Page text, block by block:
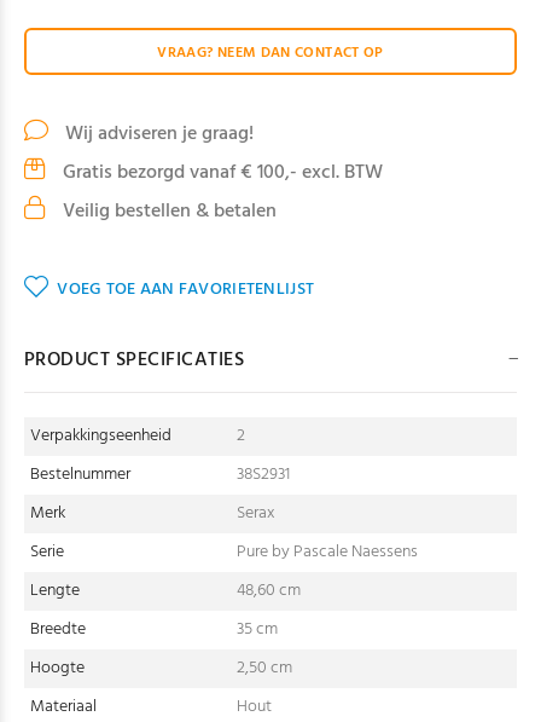
VRAAG? NEEM DAN CONTACT OP
Wij adviseren je graag!
Gratis bezorgd vanaf € 100,- excl. BTW
Veilig bestellen & betalen
VOEG TOE AAN FAVORIETENLIJST
PRODUCT SPECIFICATIES
Verpakkingseenheid
2
Bestelnummer
38S2931
Merk
Serax
Serie
Pure by Pascale Naessens
Lengte
48,60 cm
Breedte
35 cm
Hoogte
2,50 cm
Materiaal
Hout